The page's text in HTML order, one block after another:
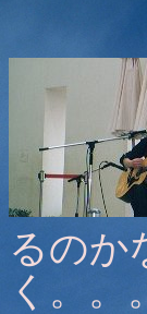
るのか
く。。。